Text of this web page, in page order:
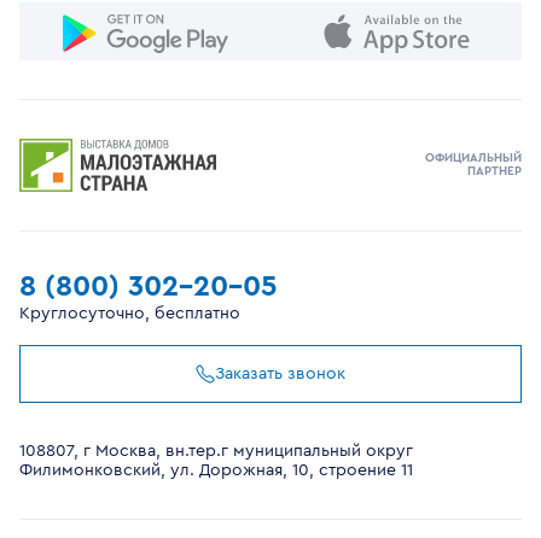
8 (800) 302-20-05
Круглосуточно, бесплатно
Заказать звонок
ОФИЦИАЛЬНЫЙ
ПАРТНЕР
108807, г Москва, вн.тер.г муниципальный округ
Филимонковский, ул. Дорожная, 10, строение 11